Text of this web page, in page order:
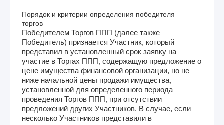
Порядок и критерии определения победителя
торгов
Победителем Торгов ППП (далее также –
Победитель) признается Участник, который
представил в установленный срок заявку на
участие в Торгах ППП, содержащую предложение о
цене имущества финансовой организации, но не
ниже начальной цены продажи имущества,
установленной для определенного периода
проведения Торгов ППП, при отсутствии
предложений других Участников. В случае, если
несколько Участников представили в